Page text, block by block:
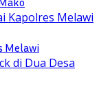
Melawi